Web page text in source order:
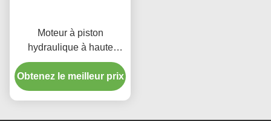
Moteur à piston
hydraulique à haute
pression à axe courbé
400 bar Vitesse de sortie
réglable
Obtenez le meilleur prix